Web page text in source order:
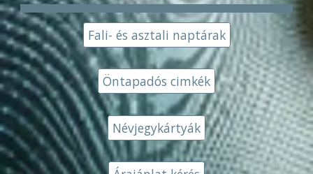
Fali- és asztali naptárak
Öntapadós cimkék
Névjegykártyák